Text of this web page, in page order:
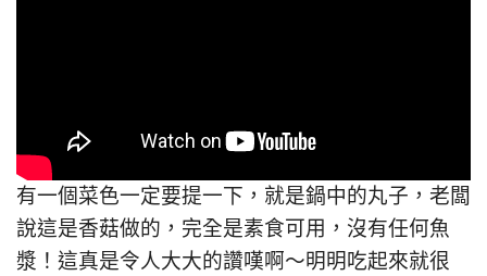
有一個菜色一定要提一下，就是鍋中的丸子，老闆
說這是香菇做的，完全是素食可用，沒有任何魚
漿！這真是令人大大的讚嘆啊～明明吃起來就很